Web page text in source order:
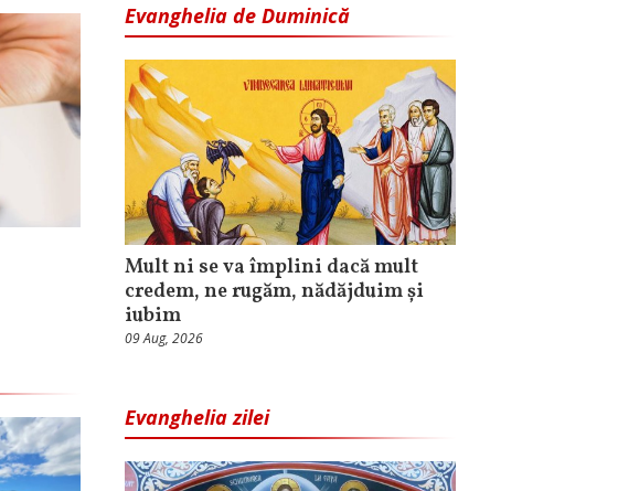
Evanghelia de Duminică
Mult ni se va împlini dacă mult
credem, ne rugăm, nădăjduim și
iubim
09 Aug, 2026
Evanghelia zilei